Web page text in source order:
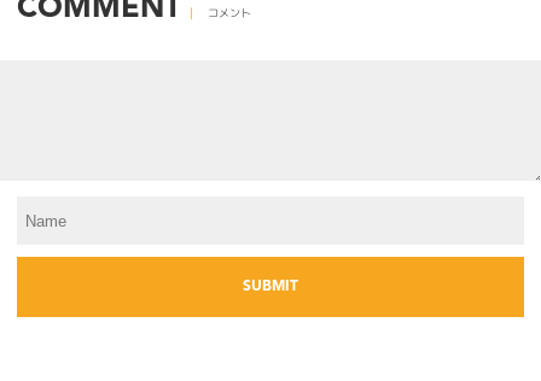
COMMENT コメント